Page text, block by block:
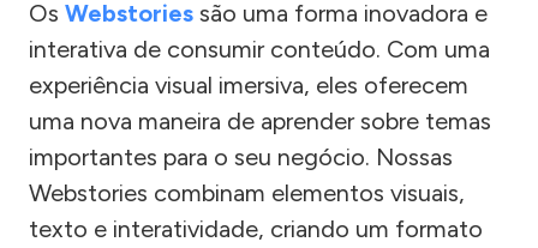
Os Webstories são uma forma inovadora e
interativa de consumir conteúdo. Com uma
experiência visual imersiva, eles oferecem
uma nova maneira de aprender sobre temas
importantes para o seu negócio. Nossas
Webstories combinam elementos visuais,
texto e interatividade, criando um formato